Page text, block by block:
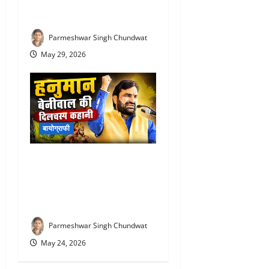
Parmeshwar Singh Chundwat
May 29, 2026
बायोग्राफी
Parmeshwar Singh Chundwat
May 24, 2026